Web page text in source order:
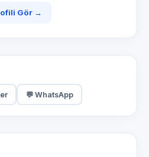
Gör →
💬 WhatsApp